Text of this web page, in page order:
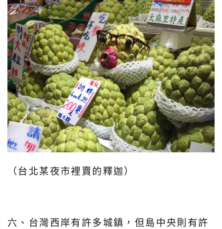
（台北某夜市裡賣的釋迦）
六、台灣西岸有許多城鎮，但島中央則有許